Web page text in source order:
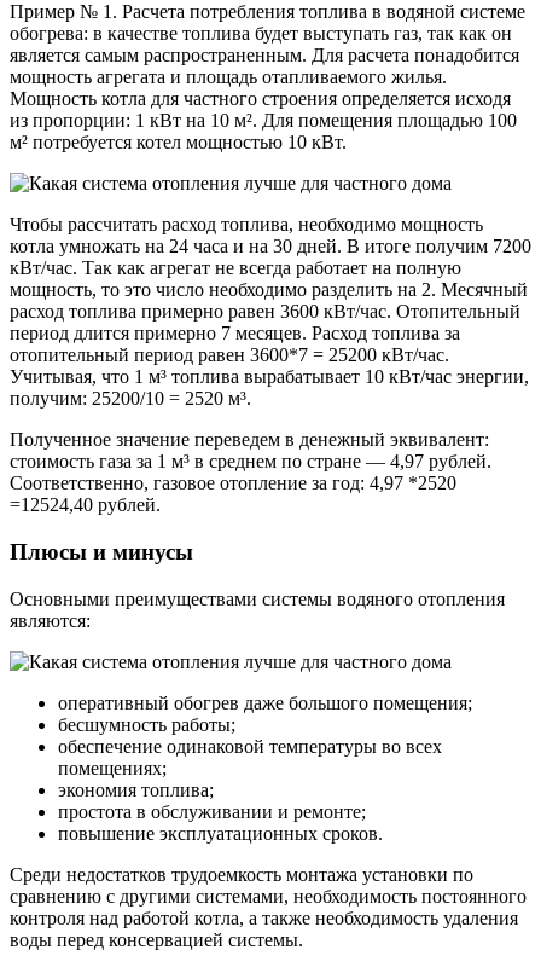
Пример № 1. Расчета потребления топлива в водяной системе
обогрева: в качестве топлива будет выступать газ, так как он
является самым распространенным. Для расчета понадобится
мощность агрегата и площадь отапливаемого жилья.
Мощность котла для частного строения определяется исходя
из пропорции: 1 кВт на 10 м². Для помещения площадью 100
м² потребуется котел мощностью 10 кВт.
Чтобы рассчитать расход топлива, необходимо мощность
котла умножать на 24 часа и на 30 дней. В итоге получим 7200
кВт/час. Так как агрегат не всегда работает на полную
мощность, то это число необходимо разделить на 2. Месячный
расход топлива примерно равен 3600 кВт/час. Отопительный
период длится примерно 7 месяцев. Расход топлива за
отопительный период равен 3600*7 = 25200 кВт/час.
Учитывая, что 1 м³ топлива вырабатывает 10 кВт/час энергии,
получим: 25200/10 = 2520 м³.
Полученное значение переведем в денежный эквивалент:
стоимость газа за 1 м³ в среднем по стране — 4,97 рублей.
Соответственно, газовое отопление за год: 4,97 *2520
=12524,40 рублей.
Плюсы и минусы
Основными преимуществами системы водяного отопления
являются:
оперативный обогрев даже большого помещения;
бесшумность работы;
обеспечение одинаковой температуры во всех
помещениях;
экономия топлива;
простота в обслуживании и ремонте;
повышение эксплуатационных сроков.
Среди недостатков трудоемкость монтажа установки по
сравнению с другими системами, необходимость постоянного
контроля над работой котла, а также необходимость удаления
воды перед консервацией системы.